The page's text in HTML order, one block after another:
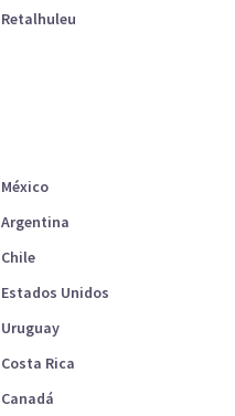
Retalhuleu
México
Argentina
Chile
Estados Unidos
Uruguay
Costa Rica
Canadá